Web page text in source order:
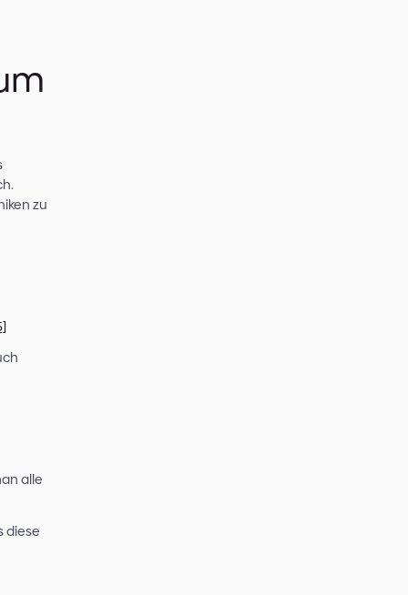
jetzt zu Grunde. Denn die
am explodieren.
als „
viel benutzten Agentic
einer Eingabe eine Ausgabe.
dann wird oft ein
gegen eingegebene
wird. All das lässt aus
KI-Giganten
je darauf achten, positive
[7]